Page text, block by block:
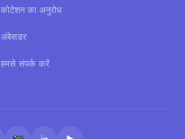
कोटेशन का अनुरोध
अंबेसडर
हमसे संपर्क करें